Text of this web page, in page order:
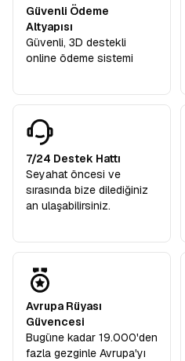
Güvenli Ödeme
Altyapısı
Güvenli, 3D destekli
online ödeme sistemi
7/24 Destek Hattı
Seyahat öncesi ve
sırasında bize dilediğiniz
an ulaşabilirsiniz.
Avrupa Rüyası
Güvencesi
Bugüne kadar 19.000'den
fazla gezginle Avrupa'yı